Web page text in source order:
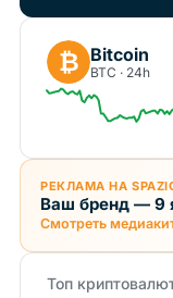
₿ Bitcoin
BTC · 24h
РЕКЛАМА НА
Ваш бренд — 9
Смотреть
Топ